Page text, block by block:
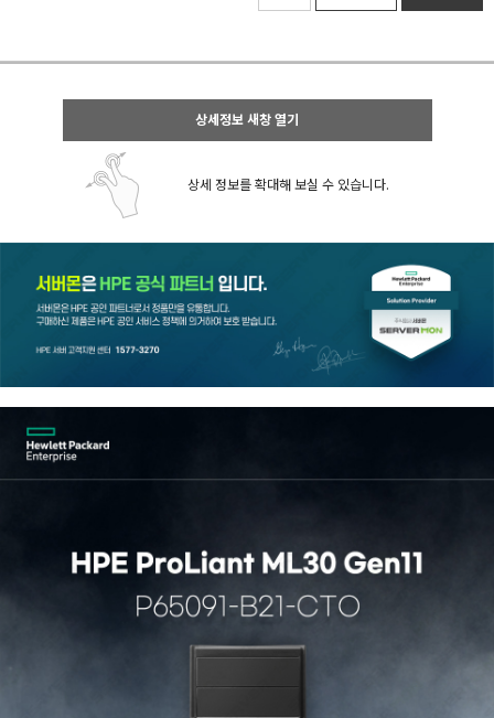
상세정보 새창 열기
상세 정보를 확대해 보실 수 있습니다.